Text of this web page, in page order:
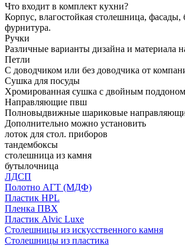
Что входит в комплект кухни?
Корпус, влагостойкая столешница, фасады,
фурнитура.
Ручки
Различные варианты дизайна и материала
Петли
С доводчиком или без доводчика от
Сушка для посуды
Хромированная сушка с двойным поддоном
Направляющие пвш
Полновыдвижные шариковые
Дополнительно можно установить
лоток для стол. приборов
тандембоксы
столешница из камня
бутылочница
ЛДСП
Полотно АГТ (МДФ)
Пластик HPL
Пленка ПВХ
Пластик Alvic Luxe
Столешницы из искусственного камня
Столешницы из пластика